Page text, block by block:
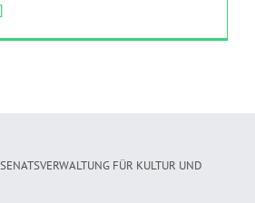
FÜR KULTUR UND